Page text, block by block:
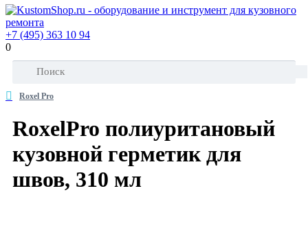
+7 (495) 363 10 94
0
Roxel Pro
RoxelPro полиуритановый
кузовной герметик для
швов, 310 мл